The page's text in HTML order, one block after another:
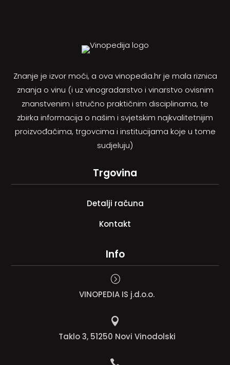
Znanje je izvor moći, a ova vinopedia.hr je mala riznica
znanja o vinu (i uz vinogradarstvo i vinarstvo ovisnim
znanstvenim i stručno praktičnim disciplinama, te
zbirka informacija o našim i svjetskim najkvalitetnijim
proizvođačima, trgovcima i institucijama koje u tome
sudjeluju)
Trgovina
Detalji računa
Kontakt
Info
=
VINOPEDIA IS j.d.o.o.

Taklo 3, 51250 Novi Vinodolski